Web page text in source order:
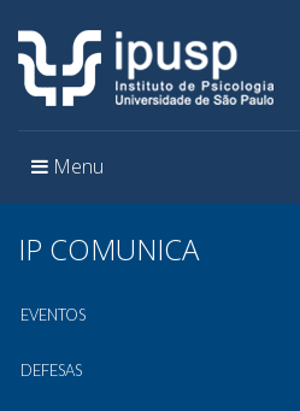
Toggle
Menu
IP COMUNICA
EVENTOS
DEFESAS